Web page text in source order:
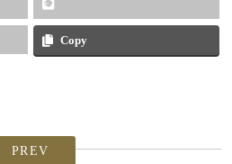
Copy
PREV